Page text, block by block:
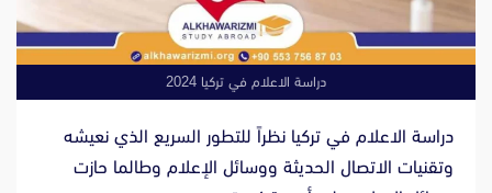
دراسة الاعلام في تركيا 2024
دراسة الاعلام في تركيا نظراً للتطور السريع الذي نعيشه
وتقنيات الاتصال الحديثة ووسائل الإعلام وطالما حازت